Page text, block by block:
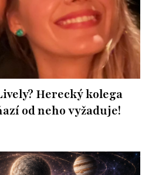
Herecký kolega
od neho vyžaduje!